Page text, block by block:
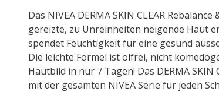
Das NIVEA DERMASKIN CLEAR Rebalance
gereizte, zu Unreinheiten neigende Haut
spendet Feuchtigkeit für eine gesund
Die leichte Formel ist ölfrei, nicht
Hautbild in nur 7 Tagen! Das DERMASKIN
mit der gesamten NIVEASerie für jeden